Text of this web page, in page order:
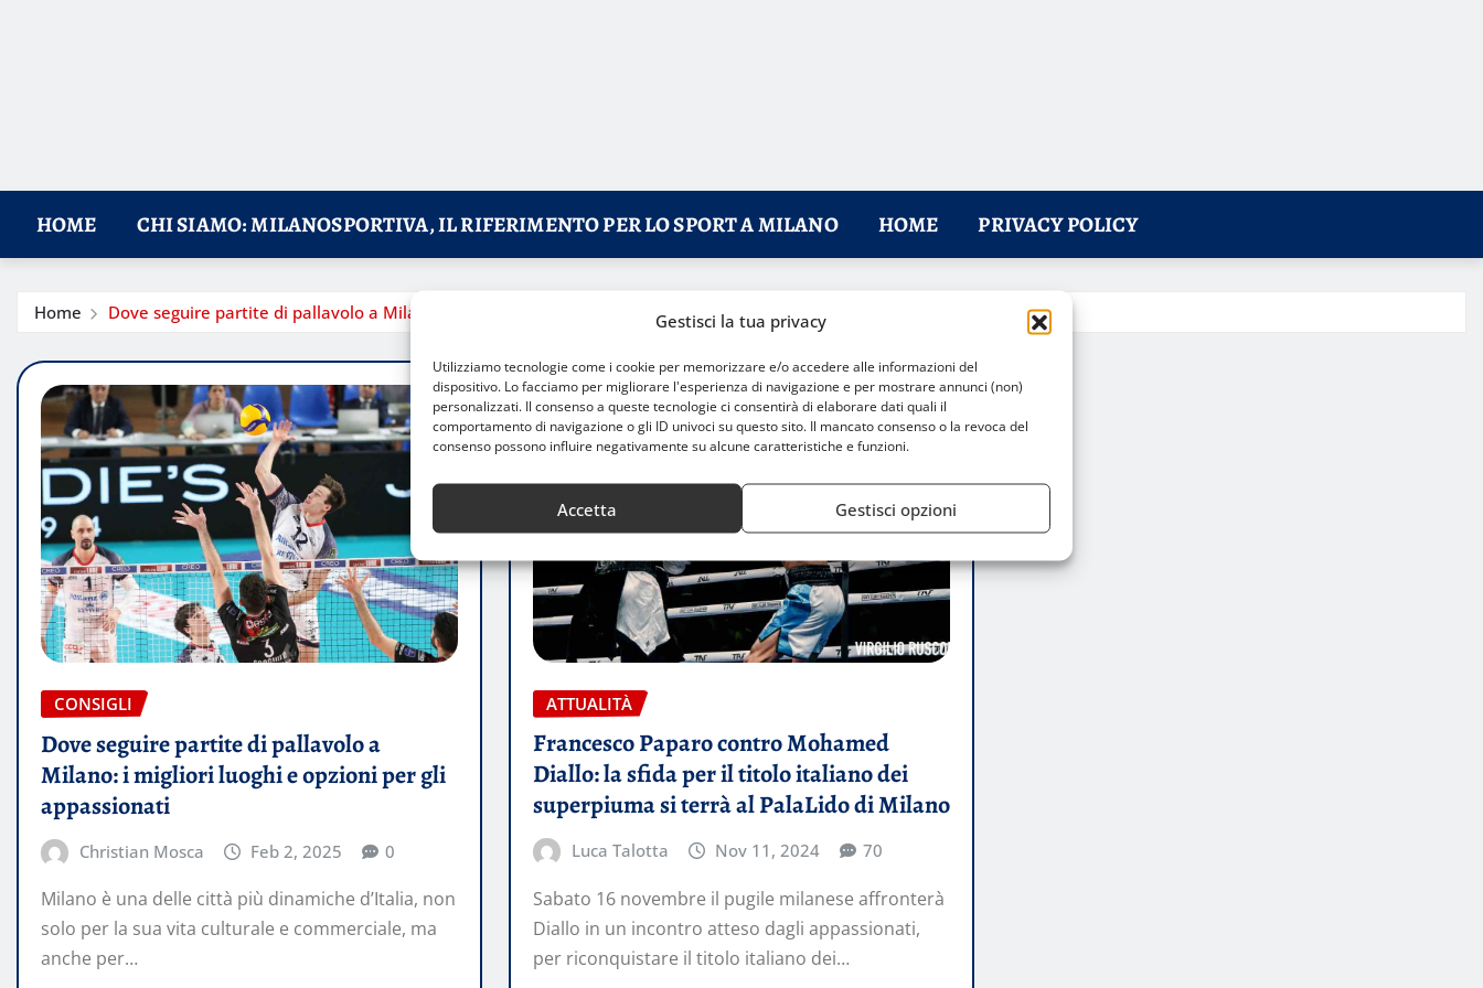
Gestisci la tua privacy
Utilizziamo tecnologie come i cookie per memorizzare e/o accedere alle informazioni del
dispositivo. Lo facciamo per migliorare l'esperienza di navigazione e per mostrare annunci (non)
personalizzati. Il consenso a queste tecnologie ci consentirà di elaborare dati quali il
comportamento di navigazione o gli ID univoci su questo sito. Il mancato consenso o la revoca del
consenso possono influire negativamente su alcune caratteristiche e funzioni.
Accetta Gestisci opzioni
HOME CHI SIAMO: MILANOSPORTIVA, IL RIFERIMENTO PER LO SPORT A MILANO HOME PRIVACY POLICY
Home Dove seguire partite di pallavolo a Milano: i migliori luoghi e opzioni per gli appassionati
CONSIGLI
Dove seguire partite di pallavolo a
Milano: i migliori luoghi e opzioni per gli
appassionati
Christian Mosca Feb 2, 2025 0
Milano è una delle città più dinamiche d’Italia, non
solo per la sua vita culturale e commerciale, ma
anche per…
ATTUALITÀ
Francesco Paparo contro Mohamed
Diallo: la sfida per il titolo italiano dei
superpiuma si terrà al PalaLido di Milano
Luca Talotta Nov 11, 2024 70
Sabato 16 novembre il pugile milanese affronterà
Diallo in un incontro atteso dagli appassionati,
per riconquistare il titolo italiano dei…